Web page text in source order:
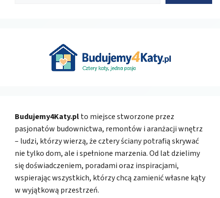
Budujemy4Katy.plto miejsce stworzone przez
pasjonatów budownictwa, remontów i aranżacji wnętrz
– ludzi, którzy wierzą, że cztery ściany potrafią skrywać
nie tylko dom, ale i spełnione marzenia. Od lat dzielimy
się doświadczeniem, poradami oraz inspiracjami,
wspierając wszystkich, którzy chcą zamienić własne kąty
w wyjątkową przestrzeń.